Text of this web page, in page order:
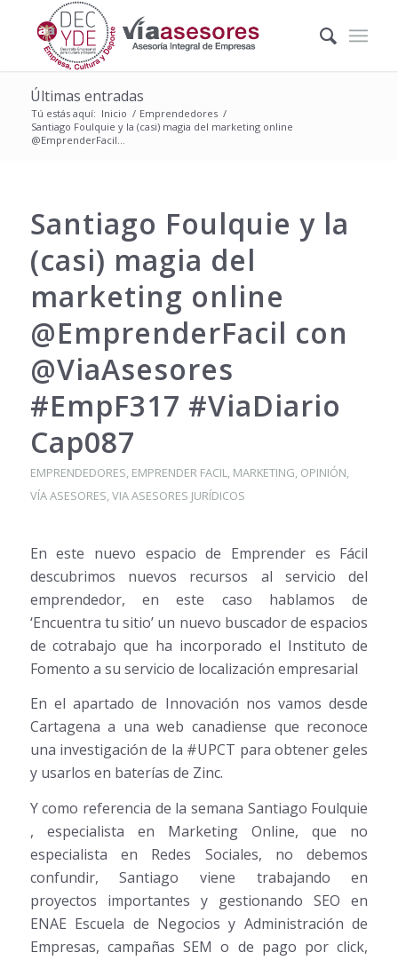
Últimas entradas
Tú estás aquí: Inicio / Emprendedores /
Santiago Foulquie y la (casi) magia del marketing online
@EmprenderFacil...
Santiago Foulquie y la
(casi) magia del
marketing online
@EmprenderFacil con
@ViaAsesores
#EmpF317 #ViaDiario
Cap087
EMPRENDEDORES, EMPRENDER FACIL, MARKETING, OPINIÓN,
VÍA ASESORES,VIA ASESORES JURÍDICOS
En este nuevo espacio de Emprender es Fácil
descubrimos nuevos recursos al servicio del
emprendedor, en este caso hablamos de
‘Encuentra tu sitio’ un nuevo buscador de espacios
de cotrabajo que ha incorporado el Instituto de
Fomento a su servicio de localización empresarial
En el apartado de Innovación nos vamos desde
Cartagena a una web canadiense que reconoce
una investigación de la #UPCT para obtener geles
y usarlos en baterías de Zinc.
Y como referencia de la semana Santiago Foulquie
, especialista en Marketing Online, que no
especialista en Redes Sociales, no debemos
confundir, Santiago viene trabajando en
proyectos importantes y gestionando SEO en
ENAE Escuela de Negocios y Administración de
Empresas, campañas SEM o de pago por click,